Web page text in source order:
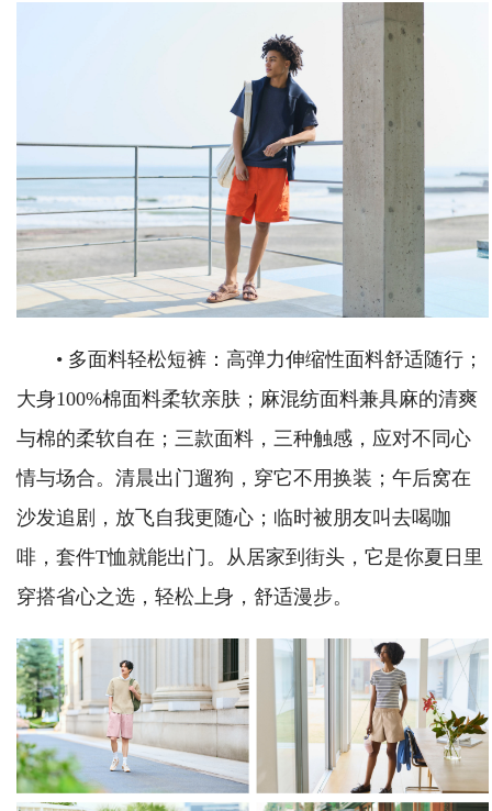
• 多面料轻松短裤：高弹力伸缩性面料舒适随行；
大身100%棉面料柔软亲肤；麻混纺面料兼具麻的清爽
与棉的柔软自在；三款面料，三种触感，应对不同心
情与场合。清晨出门遛狗，穿它不用换装；午后窝在
沙发追剧，放飞自我更随心；临时被朋友叫去喝咖
啡，套件T恤就能出门。从居家到街头，它是你夏日里
穿搭省心之选，轻松上身，舒适漫步。